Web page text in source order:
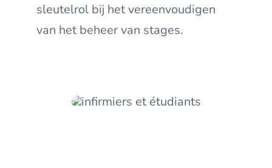
sleutelrol bij het vereenvoudigen
van het beheer van stages.